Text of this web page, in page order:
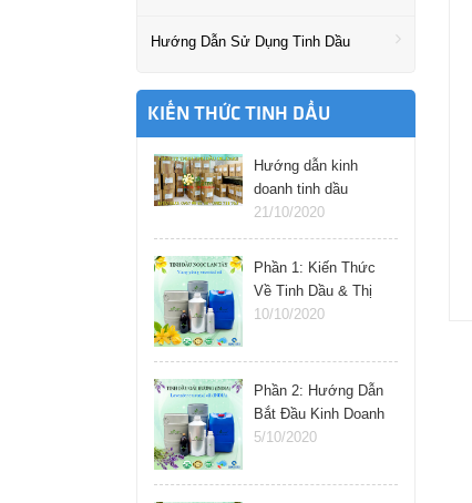
Hướng Dẫn Sử Dụng Tinh Dầu
KIẾN THỨC TINH DẦU
Hướng dẫn kinh
doanh tinh dầu
online
21/10/2020
Phần 1: Kiến Thức
Về Tinh Dầu & Thị
Trường
10/10/2020
Phần 2: Hướng Dẫn
Bắt Đầu Kinh Doanh
Tinh Dầu
5/10/2020